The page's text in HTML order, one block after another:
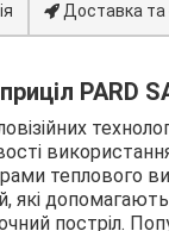
Доставка та
PARD
теплового
які
постріл.